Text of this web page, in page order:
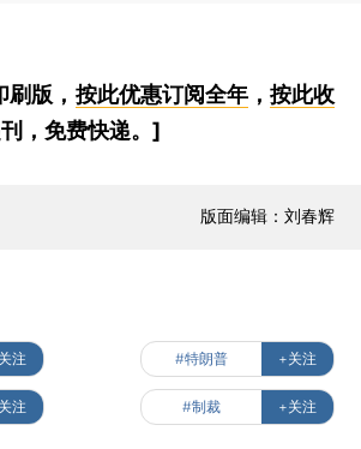
版， 按此优惠订阅全年， 按此收
刊，免费快递。]
版面编辑：刘春辉
注 #特朗普 +关注
注 #制裁 +关注